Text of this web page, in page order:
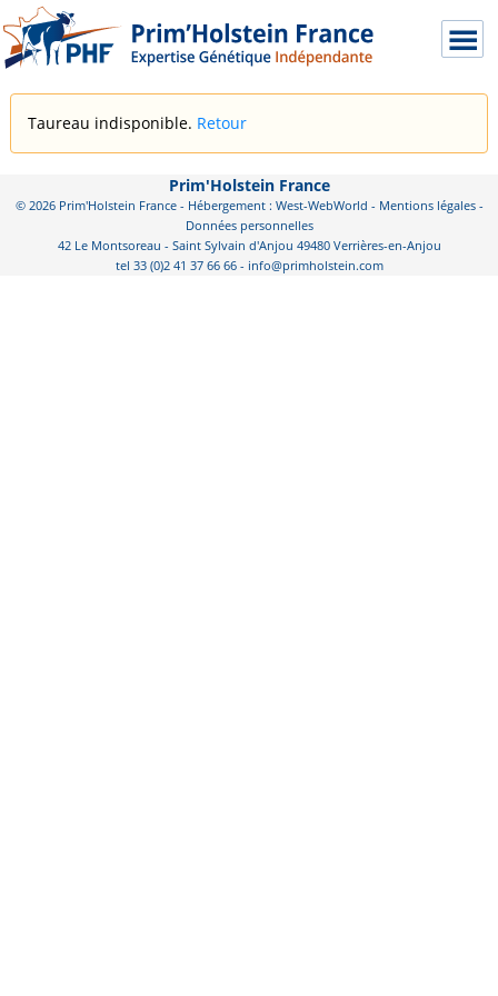
Taureau indisponible. Retour
Prim'Holstein France
© 2026 Prim'Holstein France - Hébergement : West-WebWorld - Mentions légales-
Données personnelles
42 Le Montsoreau - Saint Sylvain d'Anjou 49480 Verrières-en-Anjou
tel 33 (0)2 41 37 66 66 - info@primholstein.com